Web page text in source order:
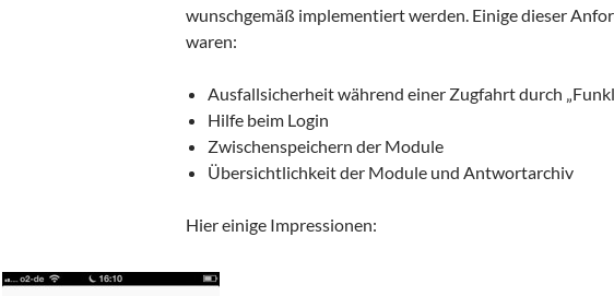
wunschgemäß implementiert werden. Einige dieser
waren:
Ausfallsicherheit während einer Zugfahrt durch
Hilfe beim Login
Zwischenspeichern der Module
Übersichtlichkeit der Module und Antwortarchiv
Hier einige Impressionen: